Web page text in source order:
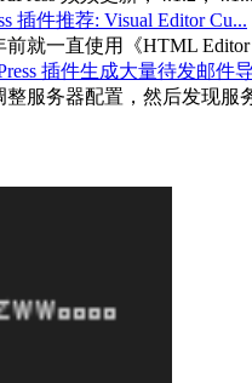
插件推荐: Visual Editor Cu...
前就一直使用《HTML Editor
插件生成大量待发邮件
整服务器配置，然后发现服